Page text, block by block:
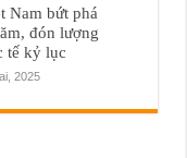
Nam bứt phá
đón lượng
tế kỷ lục
2025